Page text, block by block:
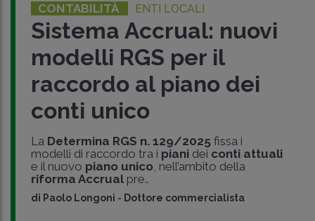
CONTABILITÀ ENTI LOCALI
Sistema Accrual: nuovi
modelli RGS per il
raccordo al piano dei
conti unico
La Determina RGS n. 129/2025fissa i
modelli di raccordo tra i piani dei conti attuali
e il nuovo piano unico, nell’ambito della
riforma Accrualpre..
di Paolo Longoni - Dottore commercialista